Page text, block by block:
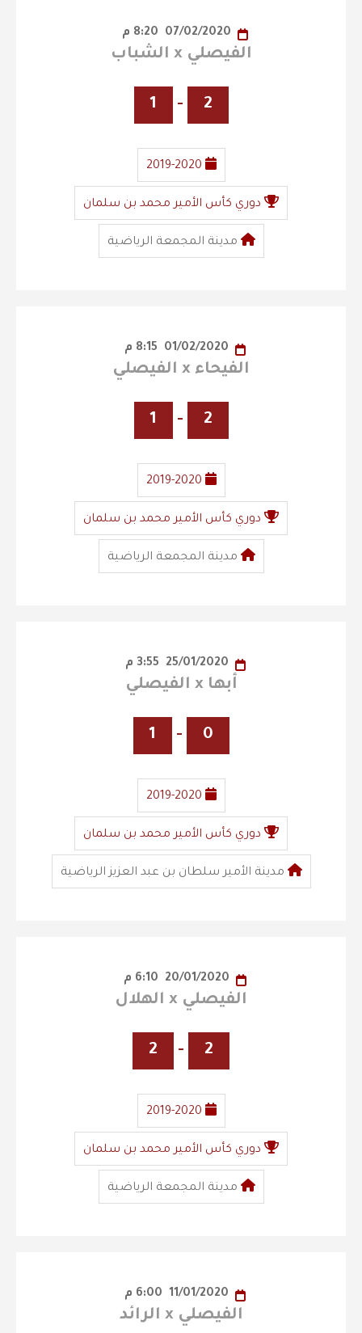
الفيصلي x الشباب
2
-
1
2019-2020
دوري كأس الأمير محمد بن سلمان
مدينة المجمعة الرياضية
الفيحاء x الفيصلي
2
-
1
2019-2020
دوري كأس الأمير محمد بن سلمان
مدينة المجمعة الرياضية
أبها x الفيصلي
0
-
1
2019-2020
دوري كأس الأمير محمد بن سلمان
مدينة الأمير سلطان بن عبد العزيز الرياضية
الفيصلي x الهلال
2
-
2
2019-2020
دوري كأس الأمير محمد بن سلمان
مدينة المجمعة الرياضية
الفيصلي x الرائد